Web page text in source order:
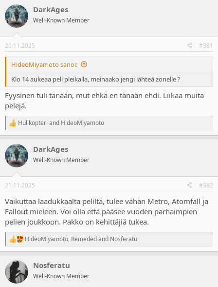
k
e
t
u
n
a
l
o
i
t
t
a
j
a
s
p
ä
v
m
ä
r
ä
e
DarkAges
Well-Known Member
20.11.2025 #381
HideoMiyamoto sanoi:
Klo 14 aukeaa peli pleikalla, meinaako jengi lähteä zonelle ?
Fyysinen tuli tänään, mut ehkä en tänään ehdi. Liikaa muita
pelejä.
R
e
c
t
i
s
Hulikopteri and HideoMiyamoto
DarkAges
Well-Known Member
21.11.2025 #382
Vaikuttaa laadukkaalta peliltä, tulee vähän Metro, Atomfall ja
Fallout mieleen. Voi olla että pääsee vuoden parhaimpien
pelien joukkoon. Pakko on kehittäjiä tukea.
R
e
c
t
i
HideoMiyamoto, Remededand Nosferatu
Nosferatu
Well-Known Member